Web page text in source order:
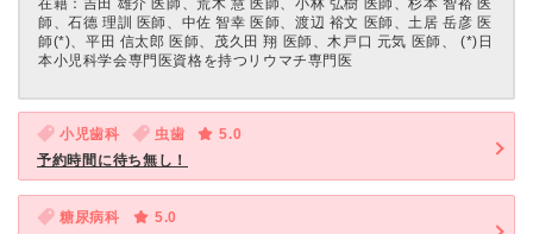
在籍：吉田 雄介 医師、荒木 慧 医師、小林 弘樹 医師、杉本 智裕 医
師、石德 理訓 医師、中佐 智幸 医師、渡辺 裕文 医師、土居 岳彦 医
師(*)、平田 信太郎 医師、茂久田 翔 医師、木戸口 元気 医師、 (*)日
本小児科学会専門医資格を持つリウマチ専門医
小児歯科 虫歯
5.0
予約時間に待ち無し！
糖尿病科
5.0